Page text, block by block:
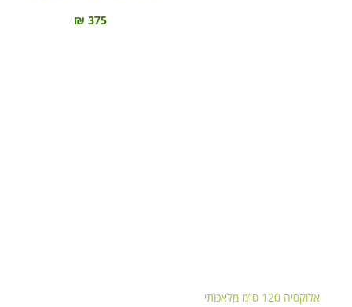
₪ 375
אלוקסיה 120 ס”מ מלאכותי